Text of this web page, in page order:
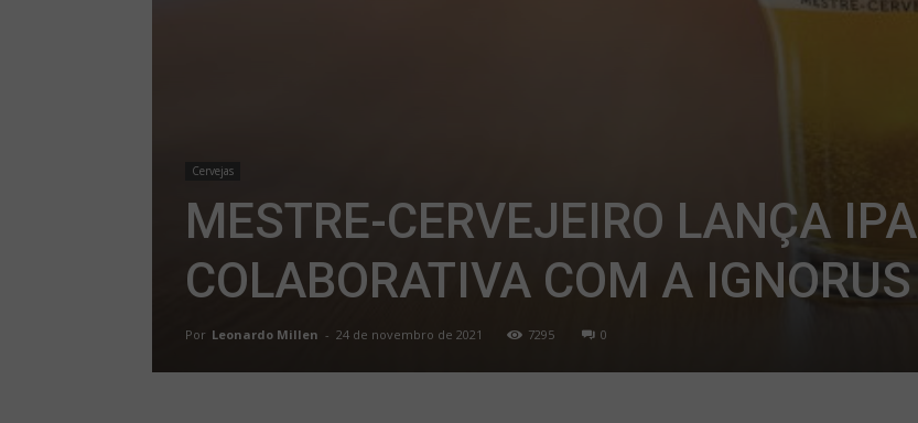
Cervejas
MESTRE-CERVEJEIRO LANÇA IPA
COLABORATIVA COM A IGNORUS
Por Leonardo Millen - 24 de novembro de 2021 7295 0